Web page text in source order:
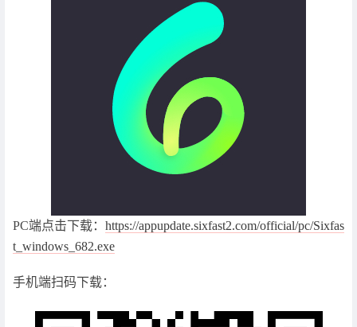
PC端点击下载： https://appupdate.sixfast2.com/official/pc/Sixfas
t_windows_682.exe
手机端扫码下载：